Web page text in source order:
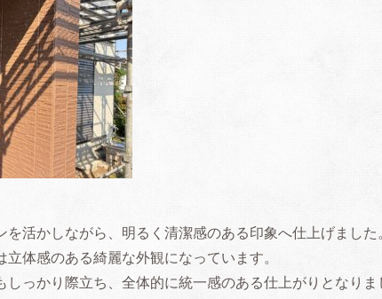
を活かしながら、明るく清潔感のある印象へ仕上げまし
立体感のある綺麗な外観になっています。
しっかり際立ち、全体的に統一感のある仕上がりとなり